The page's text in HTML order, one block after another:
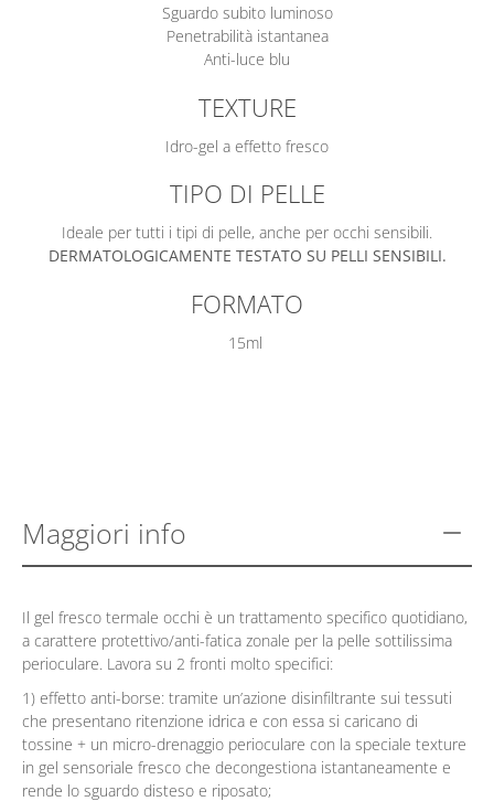
Sguardo subito luminoso
Penetrabilità istantanea
Anti-luce blu
TEXTURE
Idro-gel a effetto fresco
TIPO DI PELLE
Ideale per tutti i tipi di pelle, anche per occhi sensibili.
DERMATOLOGICAMENTE TESTATO SU PELLI SENSIBILI.
FORMATO
15ml
Maggiori info
Il gel fresco termale occhi è un trattamento specifico quotidiano,
a carattere protettivo/anti-fatica zonale per la pelle sottilissima
perioculare. Lavora su 2 fronti molto specifici:
1) effetto anti-borse: tramite un’azione disinfiltrante sui tessuti
che presentano ritenzione idrica e con essa si caricano di
tossine + un micro-drenaggio perioculare con la speciale texture
in gel sensoriale fresco che decongestiona istantaneamente e
rende lo sguardo disteso e riposato;